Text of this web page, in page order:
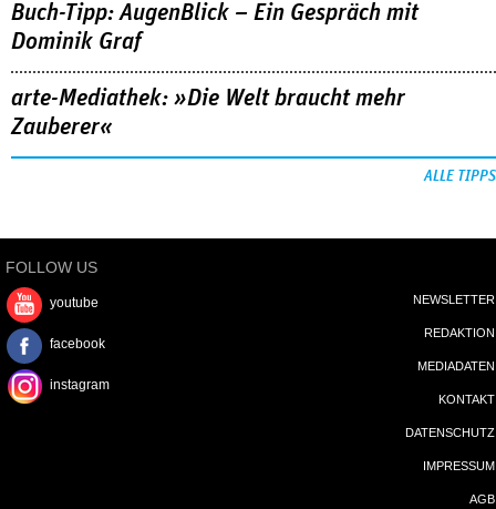
Buch-Tipp: AugenBlick – Ein Gespräch mit
Dominik Graf
arte-Mediathek: »Die Welt braucht mehr
Zauberer«
ALLE TIPPS
FOLLOW US
youtube
facebook
instagram
NEWSLETTER
REDAKTION
MEDIADATEN
KONTAKT
DATENSCHUTZ
IMPRESSUM
AGB